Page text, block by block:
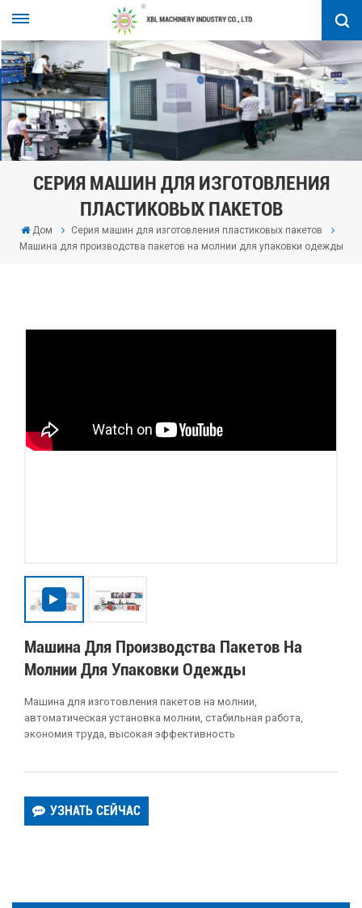
СЕРИЯ МАШИН ДЛЯ ИЗГОТОВЛЕНИЯ
ПЛАСТИКОВЫХ ПАКЕТОВ
Дом
Серия машин для изготовления пластиковых пакетов
Машина для производства пакетов на молнии для упаковки одежды
Машина Для Производства Пакетов На
Молнии Для Упаковки Одежды
Машина для изготовления пакетов на молнии,
автоматическая установка молнии, стабильная работа,
экономия труда, высокая эффективность
УЗНАТЬ СЕЙЧАС